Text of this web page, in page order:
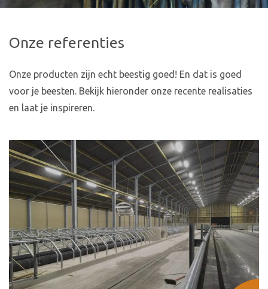
Onze referenties
Onze producten zijn echt beestig goed! En dat is goed
voor je beesten. Bekijk hieronder onze recente realisaties
en laat je inspireren.